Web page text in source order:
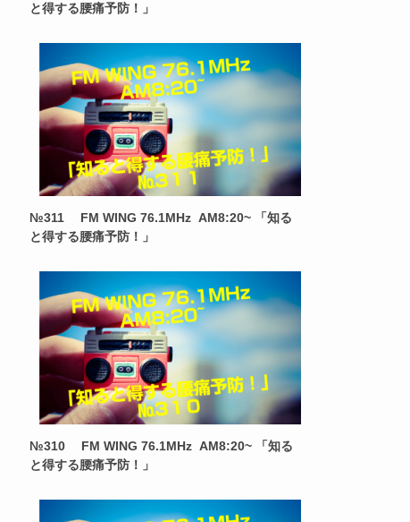
と得する腰痛予防！」
№311 FM WING 76.1MHz AM8:20~ 「知る
と得する腰痛予防！」
№310 FM WING 76.1MHz AM8:20~ 「知る
と得する腰痛予防！」